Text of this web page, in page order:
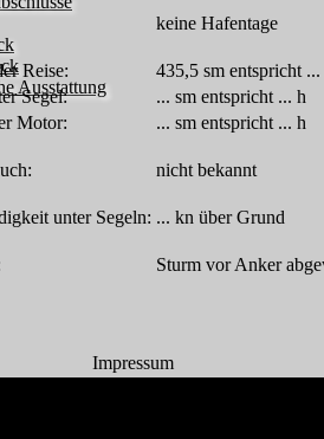
Ausstattung
keine Hafentage
Reise:
435,5 sm entspricht ...
Segel:
... sm entspricht ... h
Motor:
... sm entspricht ... h
nicht bekannt
unter Segeln: ... kn über Grund
Sturm vor Anker
Impressum